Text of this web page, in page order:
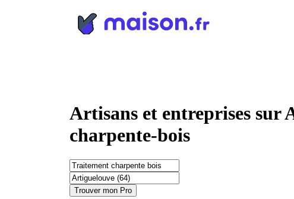
Artisans et entreprises sur
charpente-bois
Trouver mon Pro